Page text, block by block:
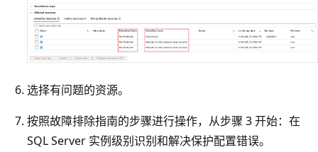
选择有问题的资源。
按照故障排除指南的步骤进行操作，从步骤 3 开始：在
SQL Server 实例级别识别和解决保护配置错误。